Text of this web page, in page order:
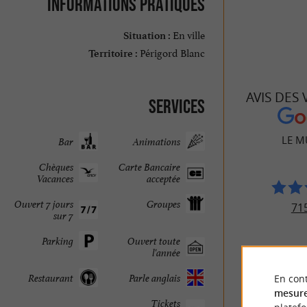
Situation : En ville
Territoire : Périgord Blanc
Services
Animations
Bar
Carte Bancaire
acceptée
Chèques
Vacances
Groupes
Ouvert 7 jours
sur 7
Ouvert toute
l'année
Parking
Parle anglais
Restaurant
Tickets
AVIS DES
LE
En